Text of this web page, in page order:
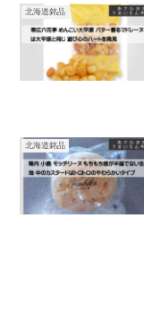
北海道銘品
北海道銘品